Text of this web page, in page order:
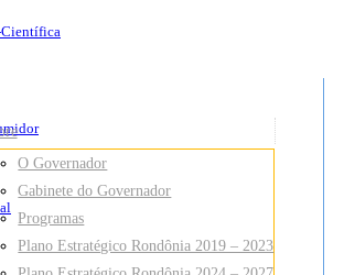
do
O Governador
Gabinete do Governador
Programas
Plano Estratégico Rondônia 2019 – 2023